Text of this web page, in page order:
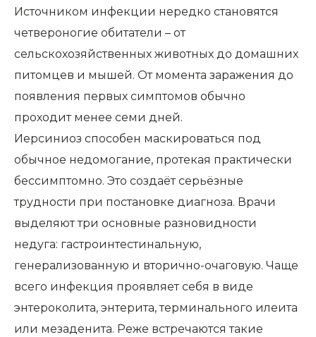
Источником инфекции нередко становятся
четвероногие обитатели – от
сельскохозяйственных животных до домашних
питомцев и мышей. От момента заражения до
появления первых симптомов обычно
проходит менее семи дней.
Иерсиниоз способен маскироваться под
обычное недомогание, протекая практически
бессимптомно. Это создаёт серьёзные
трудности при постановке диагноза. Врачи
выделяют три основные разновидности
недуга: гастроинтестинальную,
генерализованную и вторично-очаговую. Чаще
всего инфекция проявляет себя в виде
энтероколита, энтерита, терминального илеита
или мезаденита. Реже встречаются такие